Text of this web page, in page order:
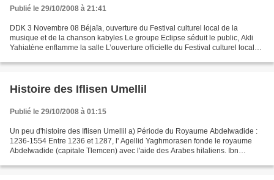
Publié le 29/10/2008 à 21:41
DDK 3 Novembre 08 Béjaïa, ouverture du Festival culturel local de la
musique et de la chanson kabyles Le groupe Eclipse séduit le public, Akli
Yahiatène enflamme la salle L’ouverture officielle du Festival culturel local
Histoire des Iflisen Umellil
Publié le 29/10/2008 à 01:15
Un peu d'histoire des Iflisen Umellil a) Période du Royaume Abdelwadide :
1236-1554 Entre 1236 et 1287, l' Agellid Yaghmorasen fonde le royaume
Abdelwadide (capitale Tlemcen) avec l'aide des Arabes hilaliens. Ibn